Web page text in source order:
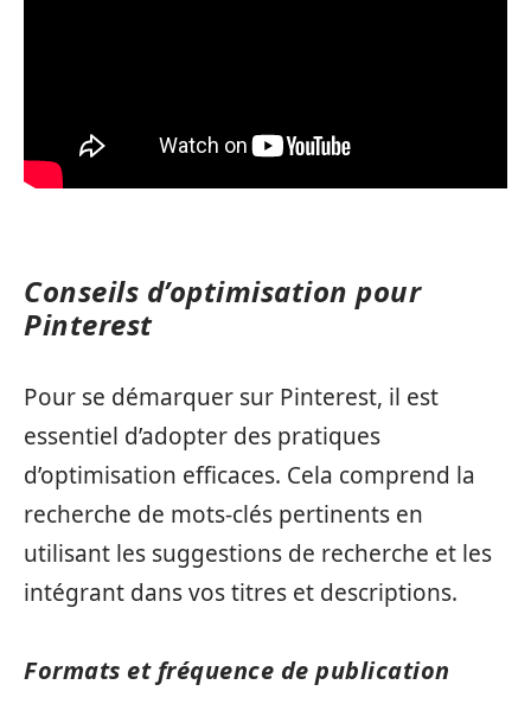
Conseils d’optimisation pour
Pinterest
Pour se démarquer sur Pinterest, il est
essentiel d’adopter des pratiques
d’optimisation efficaces. Cela comprend la
recherche de mots-clés pertinents en
utilisant les suggestions de recherche et les
intégrant dans vos titres et descriptions.
Formats et fréquence de publication